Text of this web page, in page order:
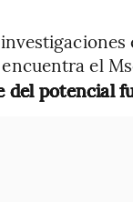
el
del potencial